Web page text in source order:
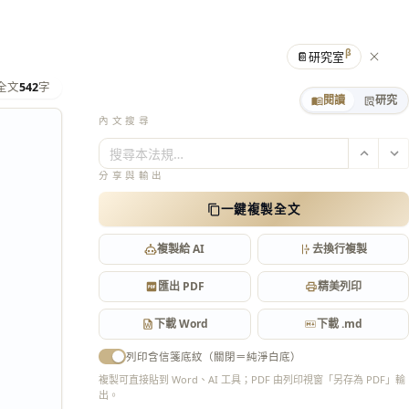
文542字
閱讀 研究
內文搜尋
搜尋本法規…
分享與輸出
一鍵複製全文
複製給 AI 去換行複製
匯出 PDF 精美列印
下載 Word 下載 .md
列印含信箋底紋（關閉＝純淨白底）
複製可直接貼到 Word、AI 工具；PDF 由列印視窗「另存為 PDF」輸
出。
📔研究室β